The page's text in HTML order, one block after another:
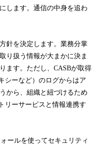
します。通信の中身を追わ
針を決定します。業務分掌
り扱う情報が大まかに決ま
ます。ただし、 CASBが取得
シーなど）のログからはア
から、組織と紐づけるため
リーサービスと情報連携す
ールを使ってセキュリティ